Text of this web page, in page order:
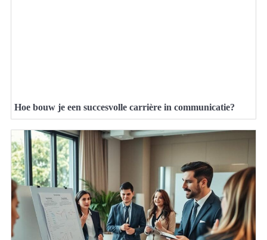
Hoe bouw je een succesvolle carrière in communicatie?